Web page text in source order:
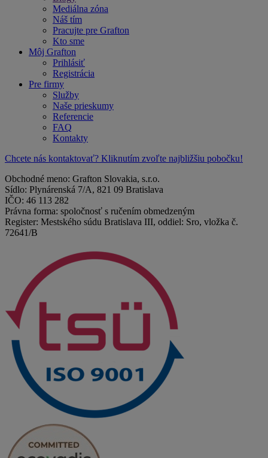
Mediálna zóna
Náš tím
Pracujte pre Grafton
Kto sme
Môj Grafton
Prihlásiť
Registrácia
Pre firmy
Služby
Naše prieskumy
Referencie
FAQ
Kontakty
Chcete nás kontaktovať? Kliknutím zvoľte najbližšiu pobočku!
Obchodné meno: Grafton Slovakia, s.r.o.
Sídlo: Plynárenská 7/A, 821 09 Bratislava
IČO: 46 113 282
Právna forma: spoločnosť s ručením obmedzeným
Register: Mestského súdu Bratislava III, oddiel: Sro, vložka č.
72641/B